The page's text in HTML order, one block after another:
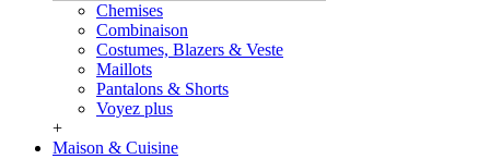
Chemises
Combinaison
Costumes, Blazers & Veste
Maillots
Pantalons & Shorts
Voyez plus
+
Maison & Cuisine